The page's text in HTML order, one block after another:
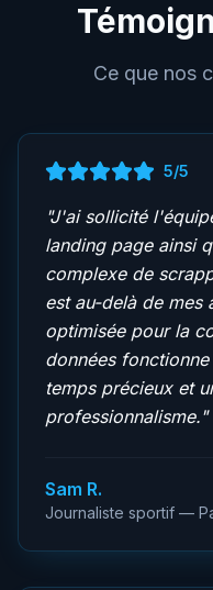
Ce que nos
5/5
"J'ai sollicité
landing page ainsi
complexe de
est au-delà de mes
optimisée pour la
données
temps précieux et
professionnalisme."
Sam R.
Journaliste sportif —